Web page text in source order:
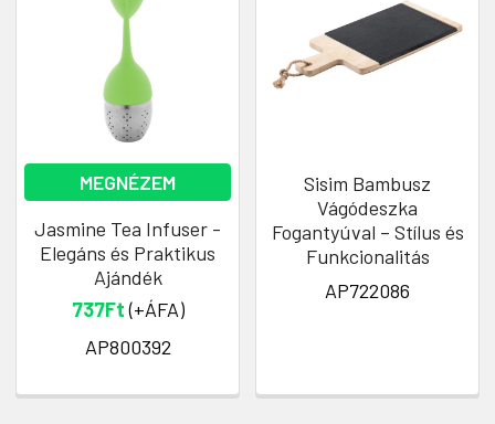
MEGNÉZEM
Jasmine Tea Infuser -
Elegáns és Praktikus
Ajándék
737Ft(+ÁFA)
AP800392
Sisim Bambusz
Vágódeszka
Fogantyúval – Stílus és
Funkcionalitás
AP722086